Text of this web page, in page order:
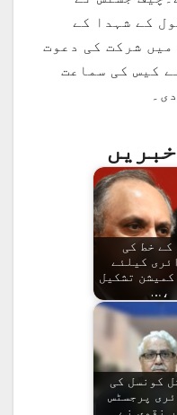
کے شہدا کے
شرکت کی دعوت
کیس کی سماعت
کے خط کی
کیلئے
تشکیل
،…
کونسل کی
پرجسٹس
نقوی نے